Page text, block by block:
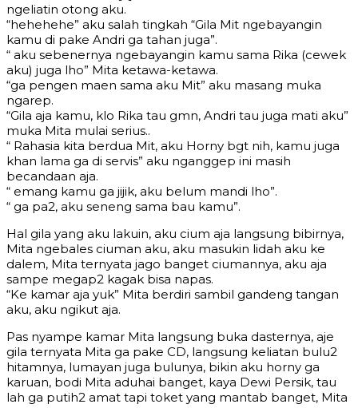
ngeliatin otong aku.
“hehehehe” aku salah tingkah “Gila Mit ngebayangin
kamu di pake Andri ga tahan juga”.
“ aku sebenernya ngebayangin kamu sama Rika (cewek
aku) juga lho” Mita ketawa-ketawa.
“ga pengen maen sama aku Mit” aku masang muka
ngarep.
“Gila aja kamu, klo Rika tau gmn, Andri tau juga mati aku”
muka Mita mulai serius..
“ Rahasia kita berdua Mit, aku Horny bgt nih, kamu juga
khan lama ga di servis” aku nganggep ini masih
becandaan aja.
“ emang kamu ga jijik, aku belum mandi lho”.
“ ga pa2, aku seneng sama bau kamu”.
Hal gila yang aku lakuin, aku cium aja langsung bibirnya,
Mita ngebales ciuman aku, aku masukin lidah aku ke
dalem, Mita ternyata jago banget ciumannya, aku aja
sampe megap2 kagak bisa napas.
“Ke kamar aja yuk” Mita berdiri sambil gandeng tangan
aku, aku ngikut aja.
Pas nyampe kamar Mita langsung buka dasternya, aje
gila ternyata Mita ga pake CD, langsung keliatan bulu2
hitamnya, lumayan juga bulunya, bikin aku horny ga
karuan, bodi Mita aduhai banget, kaya Dewi Persik, tau
lah ga putih2 amat tapi toket yang mantab banget, Mita